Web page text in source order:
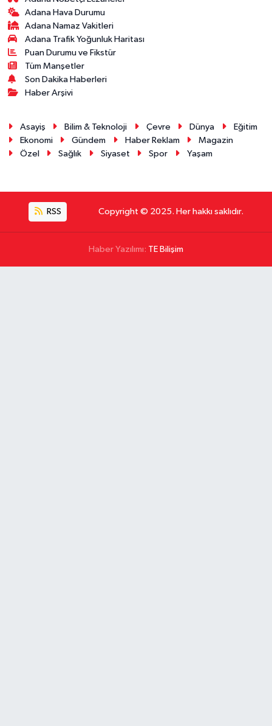
Adana Hava Durumu
Adana Namaz Vakitleri
Adana Trafik Yoğunluk Haritası
Puan Durumu ve Fikstür
Tüm Manşetler
Son Dakika Haberleri
Haber Arşivi
Asayiş Bilim & Teknoloji Çevre Dünya
Eğitim
Ekonomi
Gündem Haber Reklam
Magazin
Özel
Sağlık Siyaset Spor Yaşam
RSS Copyright © 2025. Her hakkı saklıdır.
Haber Yazılımı: TE Bilişim